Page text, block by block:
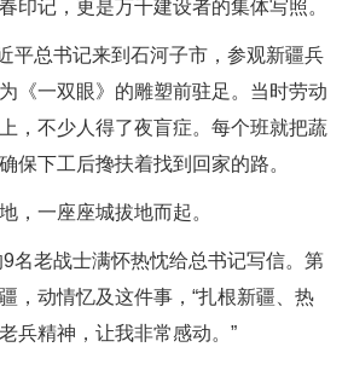
记，更是万千建设者的集体写照。
总书记来到石河子市，参观新疆兵
《一双眼》的雕塑前驻足。当时劳动
，不少人得了夜盲症。每个班就把蔬
保下工后搀扶着找到回家的路。
一座座城拔地而起。
老战士满怀热忱给总书记写信。第
，动情忆及这件事，“扎根新疆、热
兵精神，让我非常感动。”